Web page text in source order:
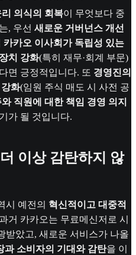
의식의 회복이 무엇보다 중
, 우선 새로운 거버넌스 개선
카카오 이사회가 독립성 있는
치 강화(특히 재무·회계 부문)
면 긍정적입니다. 또 경영진의
화(임원 주식 매도 시 사전 공
직원에 대한 책임 경영 의지
가 될 것입니다.
이상 감탄하지 않
시 예전의 혁신적이고 대중적
거 카카오는 무료메신저로 시
받았고, 새로운 서비스가 나올
과 소비자의 기대와 감탄을 이